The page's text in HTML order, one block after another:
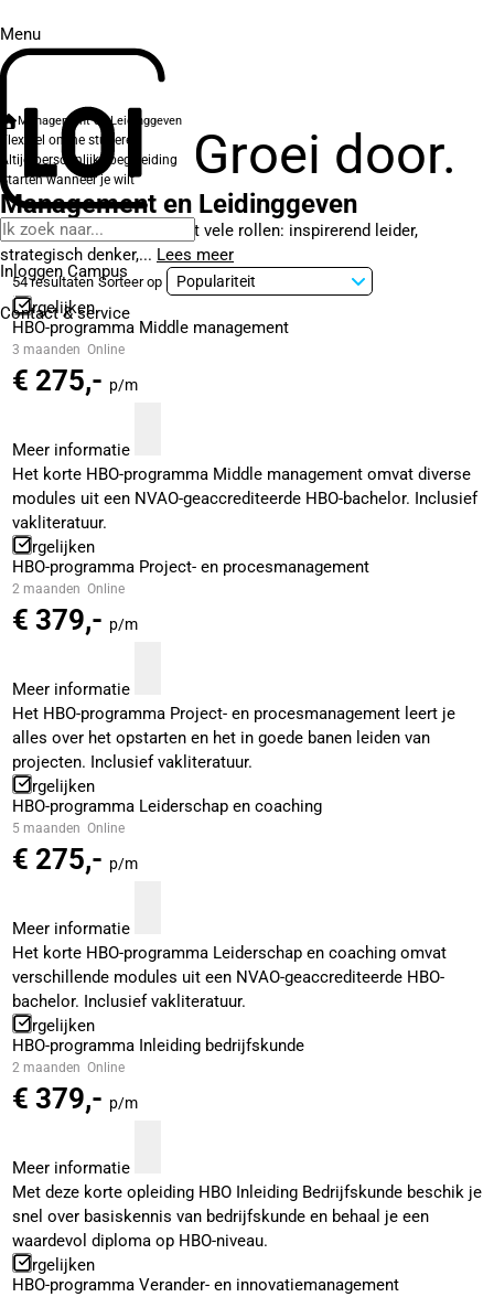
Menu
Groei door.
Inloggen Campus
Contact& service
Management en Leidinggeven
Flexibel online studeren
Altijd persoonlijke begeleiding
Starten wanneer je wilt
Management en Leidinggeven
De moderne manager heeft vele rollen: inspirerend leider,
strategisch denker,... Lees meer
54 resultaten Sorteer op
Vergelijken
HBO-programma Middle management
3 maanden Online
€ 275,- p/m
Meer informatie
Het korte HBO-programma Middle management omvat diverse
modules uit een NVAO-geaccrediteerde HBO-bachelor. Inclusief
vakliteratuur.
Vergelijken
HBO-programma Project- en procesmanagement
2 maanden Online
€ 379,- p/m
Meer informatie
Het HBO-programma Project- en procesmanagement leert je
alles over het opstarten en het in goede banen leiden van
projecten. Inclusief vakliteratuur.
Vergelijken
HBO-programma Leiderschap en coaching
5 maanden Online
€ 275,- p/m
Meer informatie
Het korte HBO-programma Leiderschap en coaching omvat
verschillende modules uit een NVAO-geaccrediteerde HBO-
bachelor. Inclusief vakliteratuur.
Vergelijken
HBO-programma Inleiding bedrijfskunde
2 maanden Online
€ 379,- p/m
Meer informatie
Met deze korte opleiding HBO Inleiding Bedrijfskunde beschik je
snel over basiskennis van bedrijfskunde en behaal je een
waardevol diploma op HBO-niveau.
Vergelijken
HBO-programma Verander- en innovatiemanagement